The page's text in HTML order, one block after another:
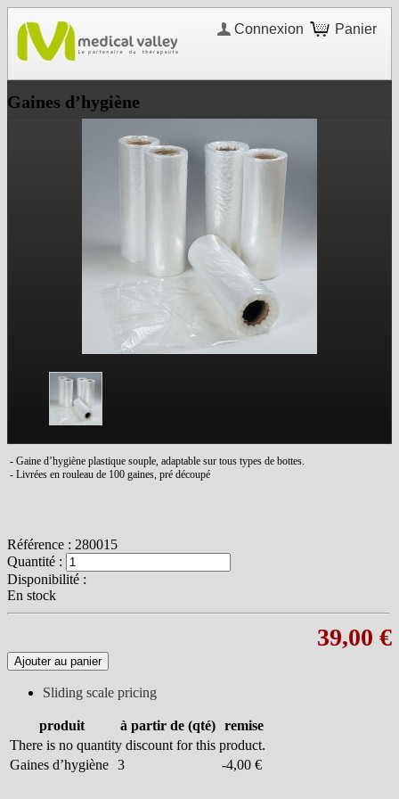
Panier
Connexion
Gaines d’hygiène
- Gaine d’hygiène plastique souple, adaptable sur tous types de bottes.
- Livrées en rouleau de 100 gaines, pré découpé
Référence : 280015
Quantité :
Disponibilité :
En stock
39,00 €
Ajouter au panier
Sliding scale pricing
produit à partir de (qté) remise
There is no quantity discount for this product.
Gaines d’hygiène 3 -4,00 €